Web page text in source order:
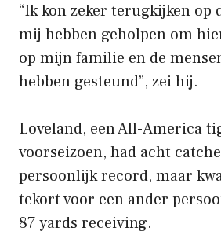
“Ik kon zeker terugkijken op
mij hebben geholpen om
op mijn familie en de
hebben gesteund”, zei hij.
Loveland, een All-America
voorseizoen, had acht
persoonlijk record, maar
tekort voor een ander
87 yards receiving.